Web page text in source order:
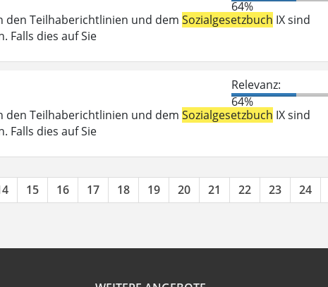
64%
den Teilhaberichtlinien und dem Sozialgesetzbuch IX sind
Falls dies auf Sie
Relevanz:
64%
den Teilhaberichtlinien und dem Sozialgesetzbuch IX sind
Falls dies auf Sie
15 16 17 18 19 20 21 22 23 24